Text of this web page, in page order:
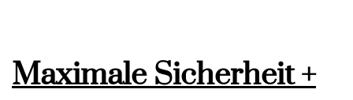
Maximale Sicherheit +